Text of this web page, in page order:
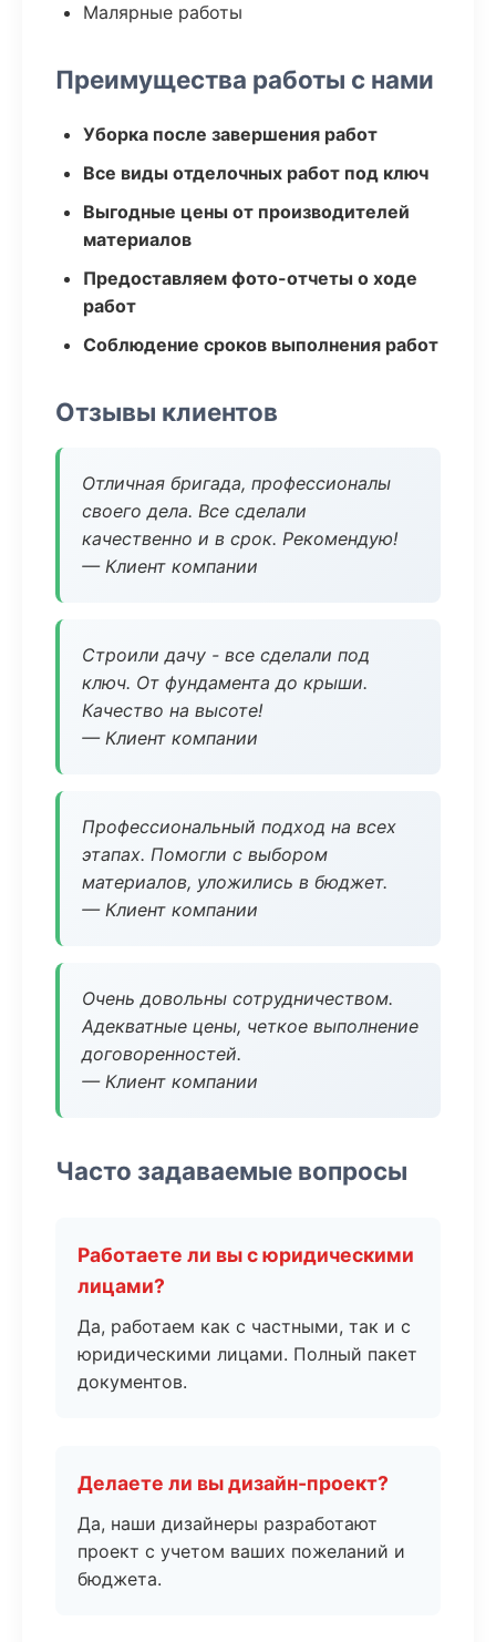
Малярные работы
Преимущества работы с нами
Уборка после завершения работ
Все виды отделочных работ под ключ
Выгодные цены от производителей
материалов
Предоставляем фото-отчеты о ходе
работ
Соблюдение сроков выполнения работ
Отзывы клиентов
Отличная бригада, профессионалы
своего дела. Все сделали
качественно и в срок. Рекомендую!
— Клиент компании
Строили дачу - все сделали под
ключ. От фундамента до крыши.
Качество на высоте!
— Клиент компании
Профессиональный подход на всех
этапах. Помогли с выбором
материалов, уложились в бюджет.
— Клиент компании
Очень довольны сотрудничеством.
Адекватные цены, четкое выполнение
договоренностей.
— Клиент компании
Часто задаваемые вопросы
Работаете ли вы с юридическими
лицами?
Да, работаем как с частными, так и с
юридическими лицами. Полный пакет
документов.
Делаете ли вы дизайн-проект?
Да, наши дизайнеры разработают
проект с учетом ваших пожеланий и
бюджета.